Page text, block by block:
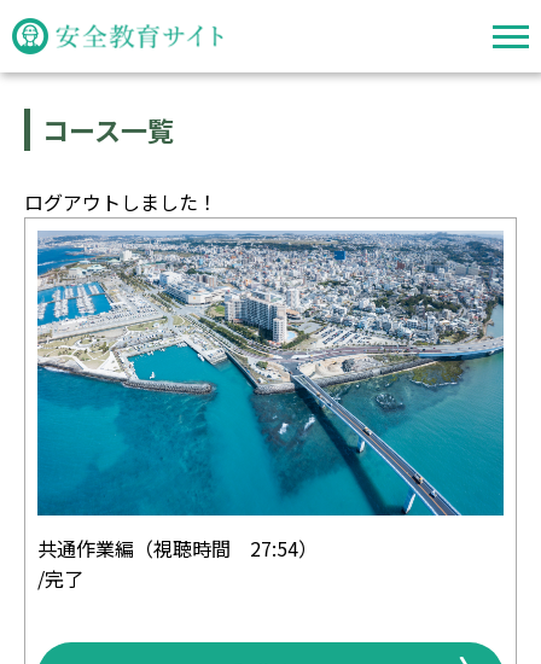
コース一覧
ログアウトしました！
共通作業編（視聴時間 27:54）
/完了